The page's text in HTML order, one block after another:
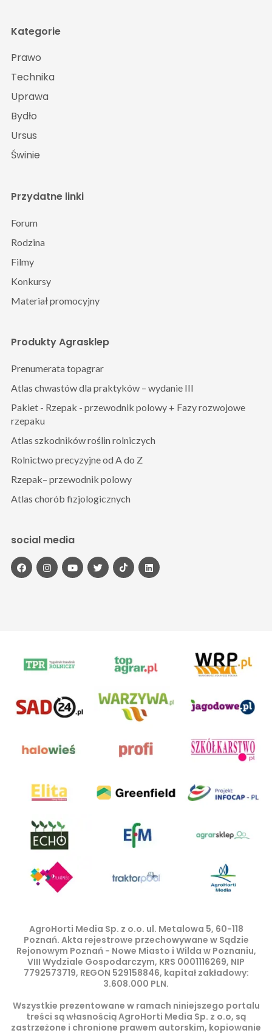
Kategorie
Prawo
Technika
Uprawa
Bydło
Ursus
Świnie
Produkty Agrasklep
Prenumerata topagrar
Atlas chwastów dla praktyków – wydanie III
Pakiet - Rzepak - przewodnik polowy + Fazy rozwojowe
rzepaku
Atlas szkodników roślin rolniczych
Rolnictwo precyzyjne od A do Z
Rzepak– przewodnik polowy
Atlas chorób fizjologicznych
Przydatne linki
Forum
Rodzina
Filmy
Konkursy
Materiał promocyjny
social media
AgroHorti Media Sp. z o.o. ul. Metalowa 5, 60-118
Poznań. Akta rejestrowe przechowywane w Sądzie
Rejonowym Poznań - Nowe Miasto i Wilda w Poznaniu,
VIII Wydziale Gospodarczym, KRS 0001116269, NIP
7792573719, REGON 529158846, kapitał zakładowy:
3.608.000 PLN.
Wszystkie prezentowane w ramach niniejszego portalu
treści są własnością AgroHorti Media Sp. z o.o, są
zastrzeżone i chronione prawem autorskim, kopiowanie